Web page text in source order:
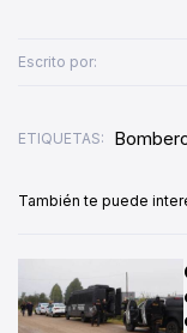
Escrito por:
ETIQUETAS:
También te puede